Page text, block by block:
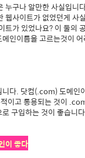
누구나 알만한 사실입니
웹사이트가 없었던게 사
트가 있었나요? 이 둘의
인이름을 고르는것이
다. 닷컴(.com) 도메인
이고 통용되는 것이
구입하는 것이 좋습니
이 좋다